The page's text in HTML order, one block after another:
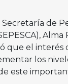
de
Alma
que el interés
los
este